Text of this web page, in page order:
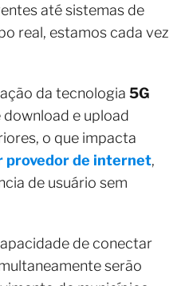
até sistemas de
real, estamos cada vez
da tecnologia 5G
e upload
o que impacta
provedor de internet,
de usuário sem
de conectar
serão